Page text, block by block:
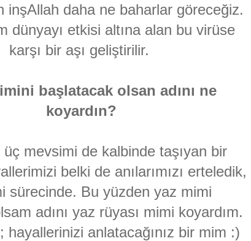
inşAllah daha ne baharlar göreceğiz.
dünyayı etkisi altına alan bu virüse
karşı bir aşı geliştirilir.
başlatacak olsan adını ne
koyardın?
mevsimi de kalbinde taşıyan bir
belki de anılarımızı erteledik,
sürecinde. Bu yüzden yaz mimi
adını yaz rüyası mimi koyardım.
hayallerinizi anlatacağınız bir mim :)